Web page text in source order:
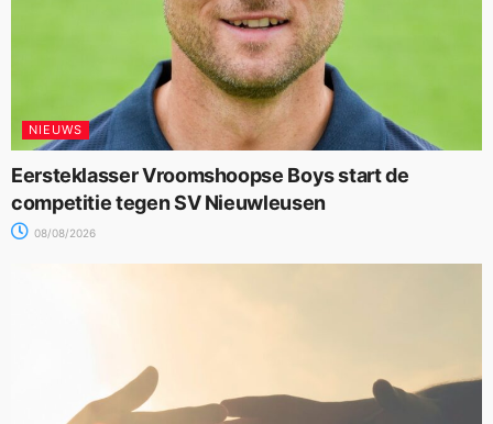
NIEUWS
Eersteklasser Vroomshoopse Boys start de
competitie tegen SV Nieuwleusen
08/08/2026